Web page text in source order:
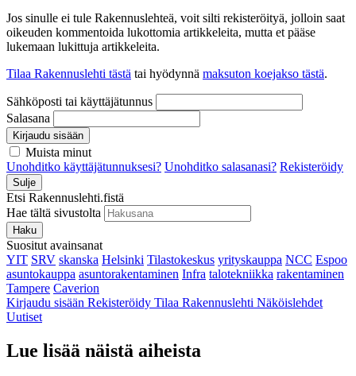
Jos sinulle ei tule Rakennuslehteä, voit silti rekisteröityä, jolloin saat
oikeuden kommentoida lukottomia artikkeleita, mutta et pääse
lukemaan lukittuja artikkeleita.
Tilaa Rakennuslehti tästä tai hyödynnä maksuton koejakso tästä.
Sähköposti tai käyttäjätunnus
Salasana
Kirjaudu sisään
Muista minut
Unohditko käyttäjätunnuksesi? Unohditko salasanasi? Rekisteröidy
Sulje
Etsi Rakennuslehti.fistä
Hae tältä sivustolta
Haku
Suositut avainsanat
YIT SRV skanska Helsinki Tilastokeskus yrityskauppa NCC Espoo
asuntokauppa asuntorakentaminen Infra talotekniikka rakentaminen
Tampere Caverion
Kirjaudu sisään Rekisteröidy Tilaa Rakennuslehti Näköislehdet
Uutiset
Lue lisää näistä aiheista